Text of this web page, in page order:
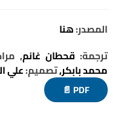
المصدر:هنا
ترجمة: قحطان غانم,
محمد بابكر,تصميم:علي
PDF 📄